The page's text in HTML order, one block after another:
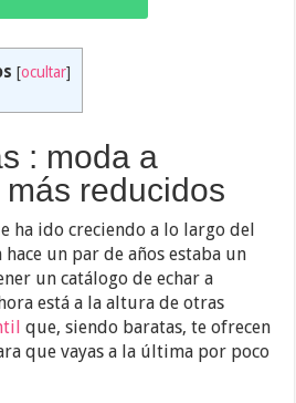
[ocultar]
: moda a
reducidos
ha ido creciendo a lo largo del
un par de años estaba un
un catálogo de echar a
está a la altura de otras
que, siendo baratas, te ofrecen
que vayas a la última por poco